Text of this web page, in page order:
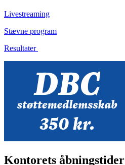
Livestreaming
Stævne program
Resultater
Kontorets åbningstider